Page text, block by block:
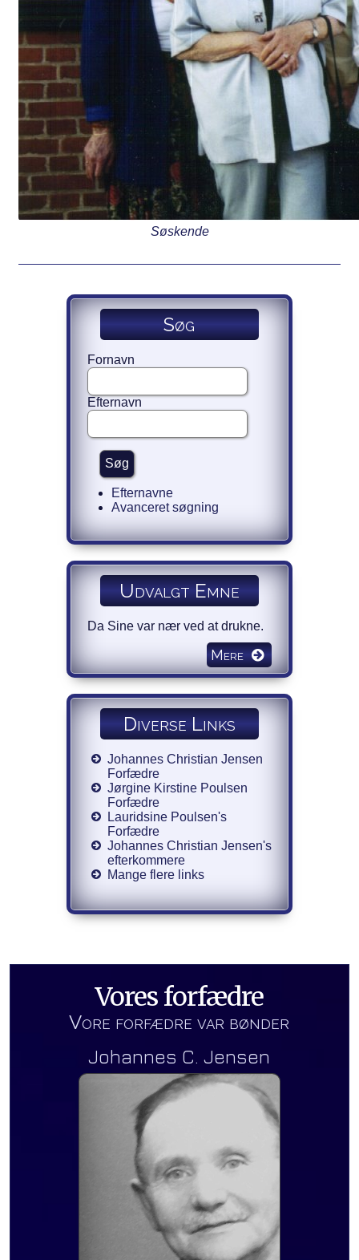
Søskende
Søg
Fornavn
Efternavn
Efternavne
Avanceret søgning
Udvalgt Emne
Da Sine var nær ved at drukne.
Mere
Diverse Links
Johannes Christian Jensen
Forfædre
Jørgine Kirstine Poulsen
Forfædre
Lauridsine Poulsen's
Forfædre
Johannes Christian Jensen's
efterkommere
Mange flere links
Vores forfædre
Vore forfædre var bønder
Johannes C. Jensen